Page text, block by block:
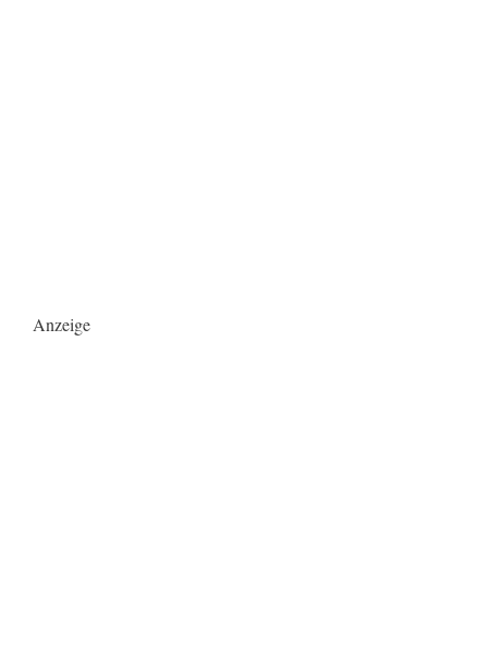
Anzeige